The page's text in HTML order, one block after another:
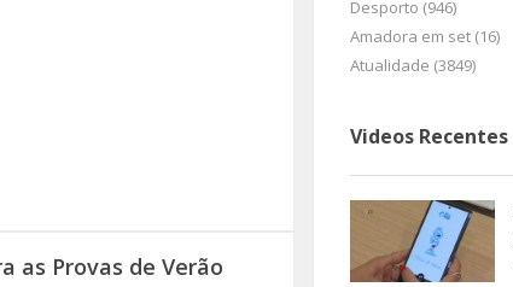
as Provas de Verão
Desporto (946)
Amadora em set (16)
Atualidade (3849)
Videos Recentes